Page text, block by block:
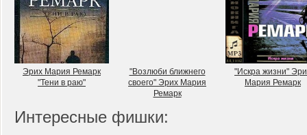
Эрих Мария Ремарк
"Тени в раю"
"Возлюби ближнего
своего" Эрих Мария
Ремарк
"Искра жизни"
Мария Ремарк
Интересные фишки: